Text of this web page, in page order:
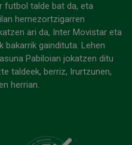
futbol talde bat da, eta
hemezortzigarren
ari da, Inter Movistar eta
bakarrik gaindituta. Lehen
Pabiloian jokatzen ditu
taldeek, berriz, Irurtzunen,
herrian.